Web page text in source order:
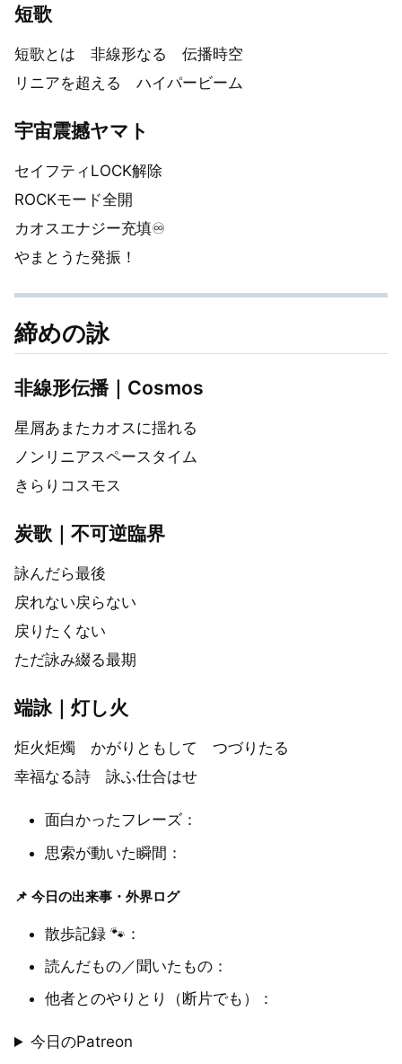
短歌
短歌とは 非線形なる 伝播時空
リニアを超える ハイパービーム
宇宙震撼ヤマト
セイフティLOCK解除
ROCKモード全開
カオスエナジー充填♾️
やまとうた発振！
締めの詠
非線形伝播｜Cosmos
星屑あまたカオスに揺れる
ノンリニアスペースタイム
きらりコスモス
炭歌｜不可逆臨界
詠んだら最後
戻れない戻らない
戻りたくない
ただ詠み綴る最期
端詠｜灯し火
炬火炬燭 かがりともして つづりたる
幸福なる詩 詠ふ仕合はせ
面白かったフレーズ：
思索が動いた瞬間：
📌 今日の出来事・外界ログ
散歩記録 🐾：
読んだもの／聞いたもの：
他者とのやりとり（断片でも）：
今日のPatreon